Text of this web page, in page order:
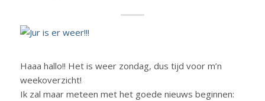
Haaa hallo!! Het is weer zondag, dus tijd voor m’n
weekoverzicht!
Ik zal maar meteen met het goede nieuws beginnen: